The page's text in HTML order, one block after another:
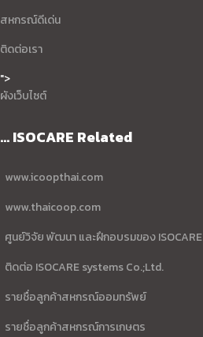
สหกรณ์ดีเด่น
ติดต่อเรา
">
ผังเว็บไซต์
... ISOCARE Related
www.icoopthai.com
www.thaicoop.com
ศูนย์วิจัย พัฒนา และฝึกอบรมของ ISOCARE
ติดต่อ ISOCARE systems Co.;Ltd.
รายชื่อลูกค้าสหกรณ์ออมทรัพย์
รายชื่อลูกค้าสหกรณ์การเกษตร